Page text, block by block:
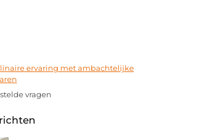
ervaring met ambachtelijke
vragen